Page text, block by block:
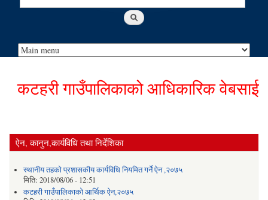
गाउँपालिकाको आधिकारिक वेबसाईटमा
ऐन, कानुन,कार्यविधि तथा निर्देशिका
स्थानीय तहको प्रशासकीय कार्यविधि नियमित गर्ने ऐन ,२०७५
मिति: 2018/08/06 - 12:51
कटहरी गाउँपालिकाको आर्थिक ऐन,२०७५